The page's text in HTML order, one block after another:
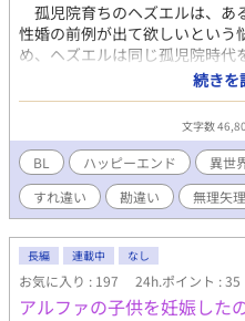
孤児院育ちのヘズエルは、あ
性婚の前例が出て欲しいという
め、ヘズエルは同じ孤児院時代
婚した。 身勝手で飄々として
エルは、次第にガディウスの優
出してプレゼントを買い、想
その時、ガディウスは見た事
ズ、俺は悲しいよ。一途だっ
先に裏切ったもんな。 ガディ
る。そのまま僕は顔を引き寄
は告白するはずだったのに……
━━━━━━━━━━━━━━━ 執着
受け 表紙はくま様からお借りし
https://www.pixiv.net/
す。
続きを
文字数
BL ハッピーエンド 異世
すれ違い
勘違い 無理矢理
長編 連載中 なし
お気に入り : 197 24h.ポイント : 35
アルファの子供を妊娠した